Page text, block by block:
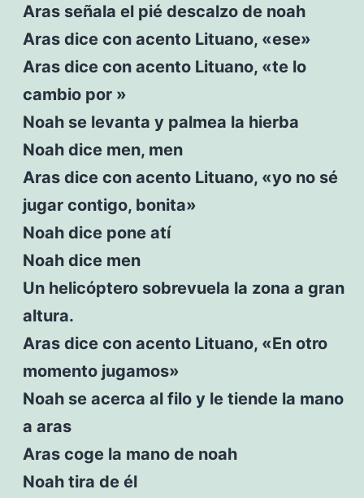
Aras señala el pié descalzo de noah
Aras dice con acento Lituano, «ese»
Aras dice con acento Lituano, «te lo
cambio por »
Noah se levanta y palmea la hierba
Noah dice men, men
Aras dice con acento Lituano, «yo no sé
jugar contigo, bonita»
Noah dice pone atí
Noah dice men
Un helicóptero sobrevuela la zona a gran
altura.
Aras dice con acento Lituano, «En otro
momento jugamos»
Noah se acerca al filo y le tiende la mano
a aras
Aras coge la mano de noah
Noah tira de él